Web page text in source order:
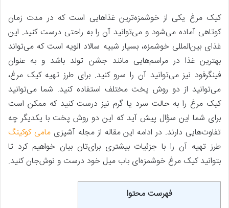
کیک مرغ یکی از خوشمزه‌ترین غذاهایی است که در مدت زمان
کوتاهی آماده می‌شود و می‌توانید آن را به راحتی درست کنید. این
غذای بین‌المللی خوشمزه، بسیار شبیه سالاد الویه است که می‌تواند
بهترین غذا در مراسم‌هایی مانند جشن تولد باشد و به عنوان
فینگرفود نیز می‌توانید آن را سرو کنید. برای طرز تهیه کیک مرغ،
می‌توانید از دو روش پخت مختلف استفاده کنید. شما می‌توانید
کیک مرغ را به حالت سرد یا گرم نیز درست کنید که ممکن است
برای شما این سؤال پیش آید که این دو روش پخت با یکدیگر چه
تفاوت‌هایی دارند. در ادامه این مقاله از مجله آشپزیمامی کوکینگ
طرز تهیه آن را با جزئیات بیشتری برای‌تان بیان خواهیم کرد تا
بتوانید کیک مرغ خوشمزه‌ای باب میل خود درست و نوش‌جان کنید.
فهرست محتوا